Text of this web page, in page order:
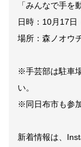
「みんなで手を
日時：10月17
場所：森ノオウ
※手芸部は駐車
い。
※同日布市も参
新着情報は、